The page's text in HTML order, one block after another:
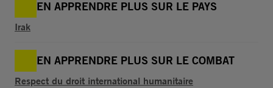
EN APPRENDRE PLUS SUR LE PAYS
Irak
EN APPRENDRE PLUS SUR LE COMBAT
Respect du droit international humanitaire